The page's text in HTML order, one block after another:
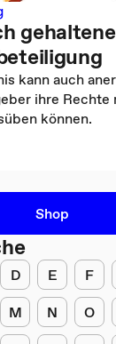
gehaltene
kann auch
ihre Rechte
können.
Shop
D E F
M N O